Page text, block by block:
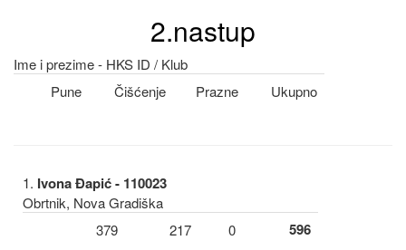
2.nastup
Ime i prezime - HKS ID / Klub
Pune
Čišćenje Prazne Ukupno
1. Ivona Đapić - 110023
Obrtnik, Nova Gradiška
379
217 0 596